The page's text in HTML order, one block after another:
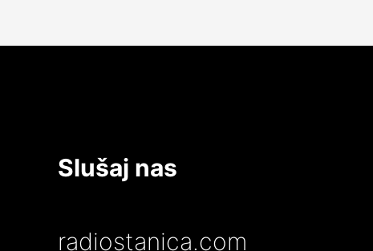
Slušaj nas
radiostanica.com